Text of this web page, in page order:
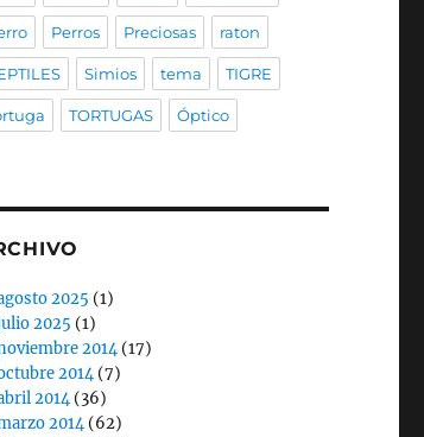
Perros Preciosas raton
Simios tema TIGRE
TORTUGAS Óptico
2025 (1)
2025 (1)
2014(17)
2014(7)
2014(36)
2014(62)